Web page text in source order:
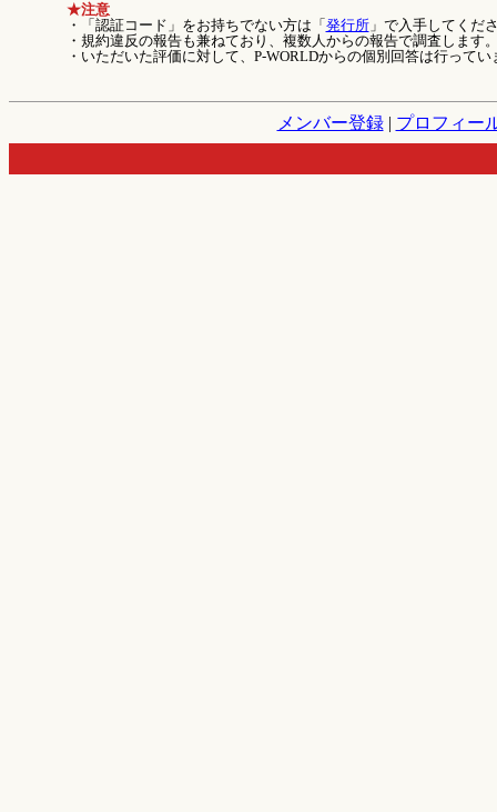
★注意
・「認証コード」をお持ちでない方は「 発行所」で入手してくだ
・規約違反の報告も兼ねており、複数人からの報告で調査します
・いただいた評価に対して、P-WORLDからの個別回答は行ってい
メンバー登録| プロフィー